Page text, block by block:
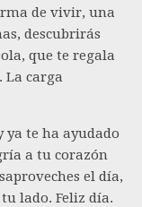
de vivir, una
descubrirás
que te regala
La carga
ya te ha ayudado
a tu corazón
el día,
lado. Feliz día.